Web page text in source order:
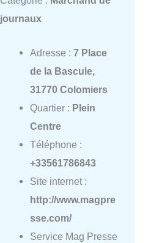
journaux
Adresse : 7 Place
de la Bascule,
31770 Colomiers
Quartier : Plein
Centre
Téléphone :
+33561786843
Site internet :
http://www.magpre
sse.com/
Service Mag Presse